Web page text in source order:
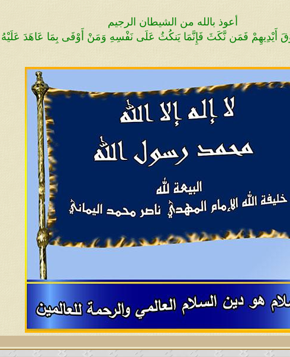
أعوذ بالله من الشيطان الرجيم
فَوْقَ أَيْدِيهِمْ فَمَن نَّكَثَ فَإِنَّمَا يَنكُثُ عَلَى نَفْسِهِ وَمَنْ أَوْفَى بِمَا عَاهَدَ عَلَيْهُ